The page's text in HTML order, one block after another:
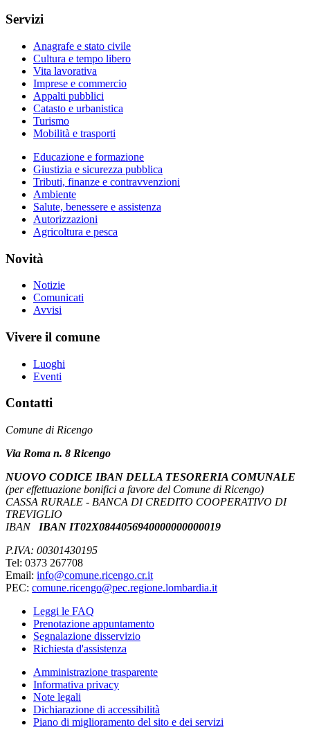
Servizi
Anagrafe e stato civile
Cultura e tempo libero
Vita lavorativa
Imprese e commercio
Appalti pubblici
Catasto e urbanistica
Turismo
Mobilità e trasporti
Educazione e formazione
Giustizia e sicurezza pubblica
Tributi, finanze e contravvenzioni
Ambiente
Salute, benessere e assistenza
Autorizzazioni
Agricoltura e pesca
Novità
Notizie
Comunicati
Avvisi
Vivere il comune
Luoghi
Eventi
Contatti
Comune di Ricengo
Via Roma n. 8 Ricengo
NUOVO CODICE IBAN DELLA TESORERIA COMUNALE
(per effettuazione bonifici a favore del Comune di Ricengo)
CASSA RURALE - BANCA DI CREDITO COOPERATIVO DI
TREVIGLIO
IBAN
IBAN IT02X0844056940000000000019
P.IVA: 00301430195
Tel: 0373 267708
Email: info@comune.ricengo.cr.it
PEC: comune.ricengo@pec.regione.lombardia.it
Leggi le FAQ
Prenotazione appuntamento
Segnalazione disservizio
Richiesta d'assistenza
Amministrazione trasparente
Informativa privacy
Note legali
Dichiarazione di accessibilità
Piano di miglioramento del sito e dei servizi